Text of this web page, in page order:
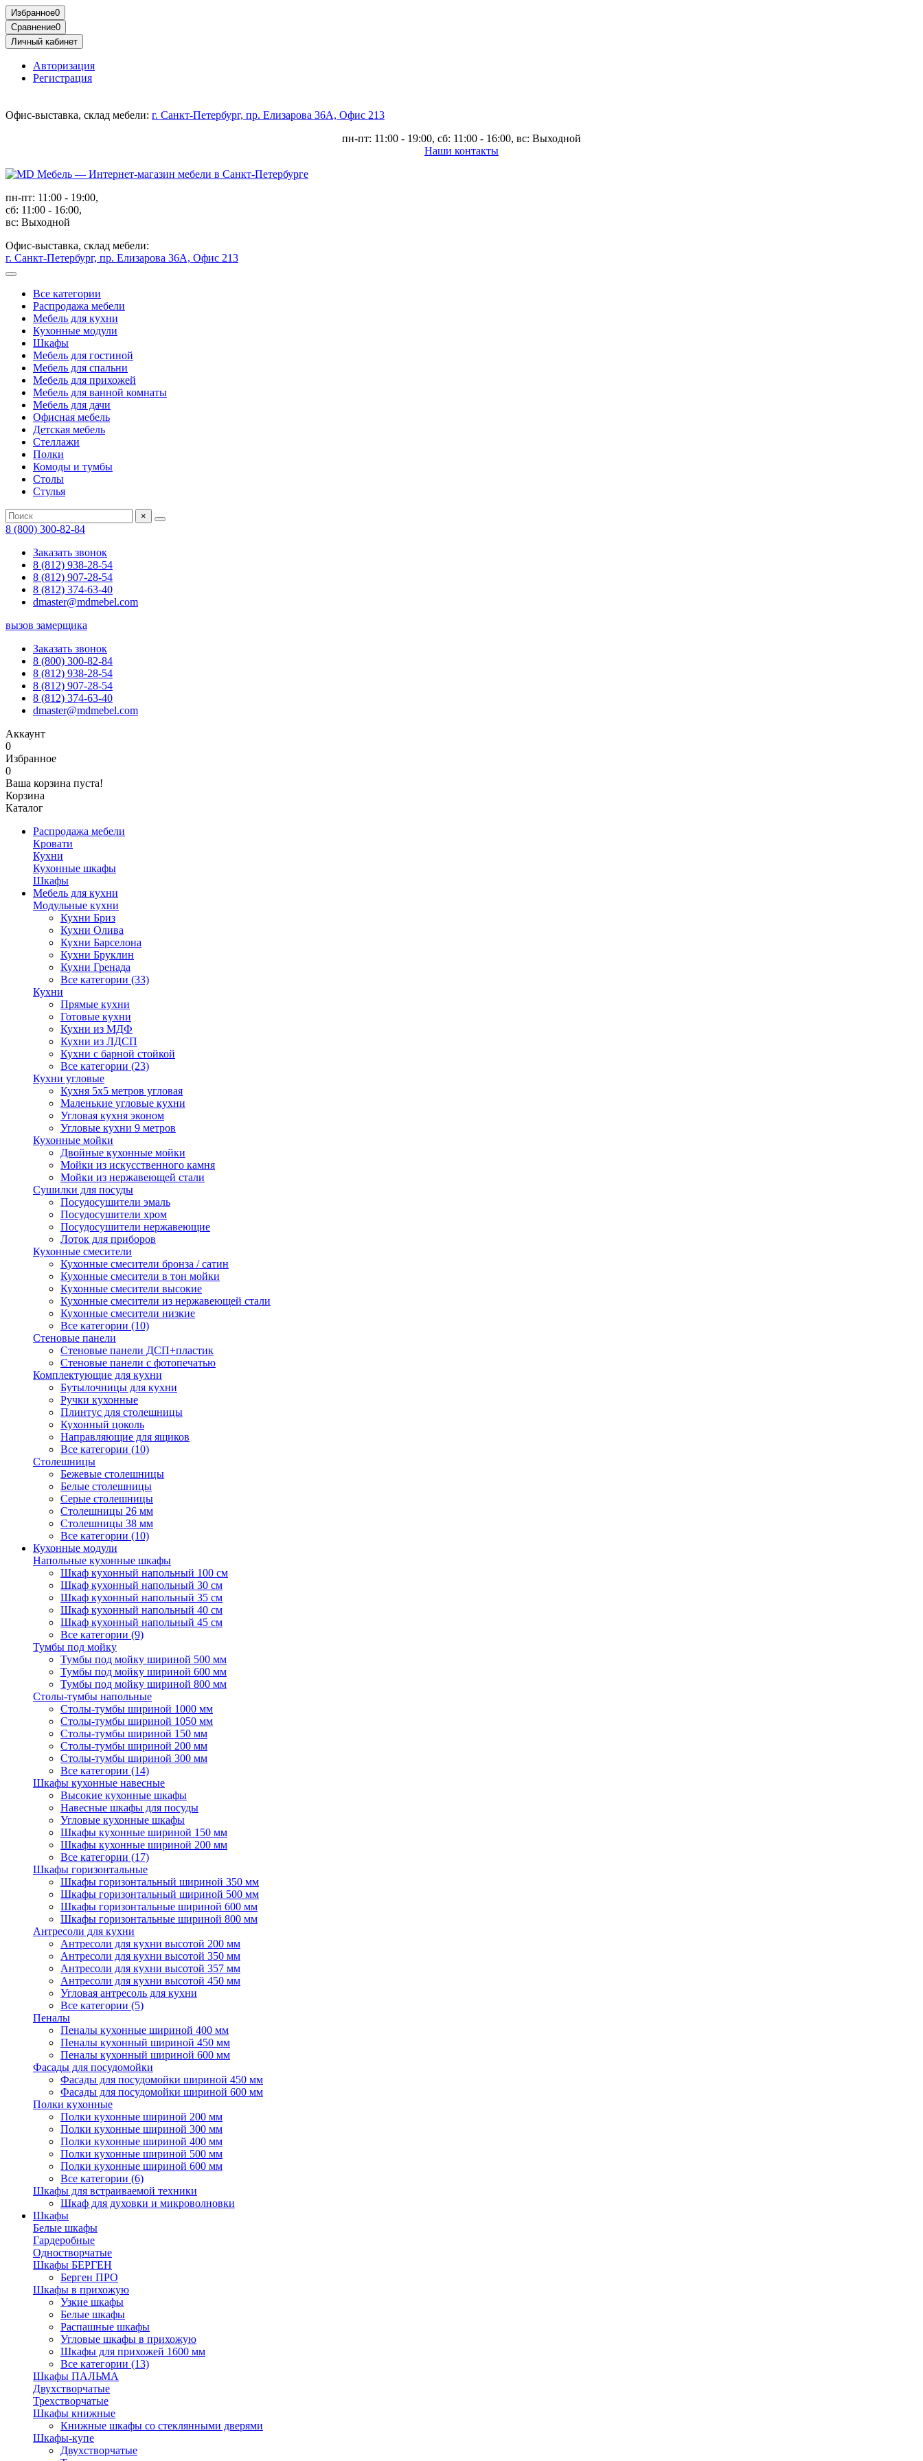
Избранное0
Сравнение0
Личный кабинет
Авторизация
Регистрация
Офис-выставка, склад мебели: г. Санкт-Петербург, пр. Елизарова 36А, Офис 213
пн-пт: 11:00 - 19:00, сб: 11:00 - 16:00, вс: Выходной
Наши контакты
пн-пт: 11:00 - 19:00,
сб: 11:00 - 16:00,
вс: Выходной
Офис-выставка, склад мебели:
г. Санкт-Петербург, пр. Елизарова 36А, Офис 213
Все категории
Распродажа мебели
Мебель для кухни
Кухонные модули
Шкафы
Мебель для гостиной
Мебель для спальни
Мебель для прихожей
Мебель для ванной комнаты
Мебель для дачи
Офисная мебель
Детская мебель
Стеллажи
Полки
Комоды и тумбы
Столы
Стулья
×
8 (800) 300-82-84
Заказать звонок
8 (812) 938-28-54
8 (812) 907-28-54
8 (812) 374-63-40
dmaster@mdmebel.com
вызов замерщика
Заказать звонок
8 (800) 300-82-84
8 (812) 938-28-54
8 (812) 907-28-54
8 (812) 374-63-40
dmaster@mdmebel.com
Аккаунт
0
Избранное
0
Ваша корзина пуста!
Корзина
Каталог
Распродажа мебели
Кровати
Кухни
Кухонные шкафы
Шкафы
Мебель для кухни
Модульные кухни
Кухни Бриз
Кухни Олива
Кухни Барселона
Кухни Бруклин
Кухни Гренада
Все категории (33)
Кухни
Прямые кухни
Готовые кухни
Кухни из МДФ
Кухни из ЛДСП
Кухни с барной стойкой
Все категории (23)
Кухни угловые
Кухня 5х5 метров угловая
Маленькие угловые кухни
Угловая кухня эконом
Угловые кухни 9 метров
Кухонные мойки
Двойные кухонные мойки
Мойки из искусственного камня
Мойки из нержавеющей стали
Сушилки для посуды
Посудосушители эмаль
Посудосушители хром
Посудосушители нержавеющие
Лоток для приборов
Кухонные смесители
Кухонные смесители бронза / сатин
Кухонные смесители в тон мойки
Кухонные смесители высокие
Кухонные смесители из нержавеющей стали
Кухонные смесители низкие
Все категории (10)
Стеновые панели
Стеновые панели ДСП+пластик
Стеновые панели с фотопечатью
Комплектующие для кухни
Бутылочницы для кухни
Ручки кухонные
Плинтус для столешницы
Кухонный цоколь
Направляющие для ящиков
Все категории (10)
Столешницы
Бежевые столешницы
Белые столешницы
Серые столешницы
Столешницы 26 мм
Столешницы 38 мм
Все категории (10)
Кухонные модули
Напольные кухонные шкафы
Шкаф кухонный напольный 100 см
Шкаф кухонный напольный 30 см
Шкаф кухонный напольный 35 см
Шкаф кухонный напольный 40 см
Шкаф кухонный напольный 45 см
Все категории (9)
Тумбы под мойку
Тумбы под мойку шириной 500 мм
Тумбы под мойку шириной 600 мм
Тумбы под мойку шириной 800 мм
Столы-тумбы напольные
Столы-тумбы шириной 1000 мм
Столы-тумбы шириной 1050 мм
Столы-тумбы шириной 150 мм
Столы-тумбы шириной 200 мм
Столы-тумбы шириной 300 мм
Все категории (14)
Шкафы кухонные навесные
Высокие кухонные шкафы
Навесные шкафы для посуды
Угловые кухонные шкафы
Шкафы кухонные шириной 150 мм
Шкафы кухонные шириной 200 мм
Все категории (17)
Шкафы горизонтальные
Шкафы горизонтальный шириной 350 мм
Шкафы горизонтальный шириной 500 мм
Шкафы горизонтальные шириной 600 мм
Шкафы горизонтальные шириной 800 мм
Антресоли для кухни
Антресоли для кухни высотой 200 мм
Антресоли для кухни высотой 350 мм
Антресоли для кухни высотой 357 мм
Антресоли для кухни высотой 450 мм
Угловая антресоль для кухни
Все категории (5)
Пеналы
Пеналы кухонные шириной 400 мм
Пеналы кухонный шириной 450 мм
Пеналы кухонный шириной 600 мм
Фасады для посудомойки
Фасады для посудомойки шириной 450 мм
Фасады для посудомойки шириной 600 мм
Полки кухонные
Полки кухонные шириной 200 мм
Полки кухонные шириной 300 мм
Полки кухонные шириной 400 мм
Полки кухонные шириной 500 мм
Полки кухонные шириной 600 мм
Все категории (6)
Шкафы для встраиваемой техники
Шкаф для духовки и микроволновки
Шкафы
Белые шкафы
Гардеробные
Одностворчатые
Шкафы БЕРГЕН
Берген ПРО
Шкафы в прихожую
Узкие шкафы
Белые шкафы
Распашные шкафы
Угловые шкафы в прихожую
Шкафы для прихожей 1600 мм
Все категории (13)
Шкафы ПАЛЬМА
Двухстворчатые
Трехстворчатые
Шкафы книжные
Книжные шкафы со стеклянными дверями
Шкафы-купе
Двухстворчатые